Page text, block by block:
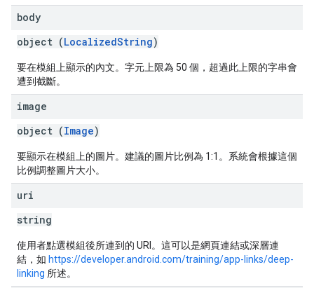
body
object (LocalizedString)
要在模組上顯示的內文。字元上限為 50 個，超過此上限的字串會
遭到截斷。
image
object (Image)
要顯示在模組上的圖片。建議的圖片比例為 1:1。系統會根據這個
比例調整圖片大小。
uri
string
使用者點選模組後所連到的 URI。這可以是網頁連結或深層連
結，如 https://developer.android.com/training/app-links/deep-
linking 所述。